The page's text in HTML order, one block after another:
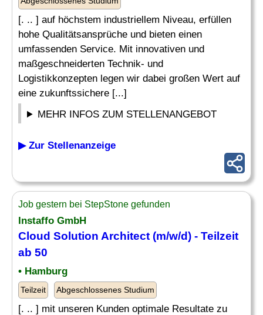
[. .. ] auf höchstem industriellem Niveau, erfüllen
hohe Qualitätsansprüche und bieten einen
umfassenden Service. Mit innovativen und
maßgeschneiderten Technik- und
Logistikkonzepten legen wir dabei großen Wert auf
eine zukunftssichere [...]
MEHR INFOS ZUM STELLENANGEBOT
▶ Zur Stellenanzeige
Job gestern bei StepStone gefunden
Instaffo GmbH
Cloud Solution Architect (m/w/d) - Teilzeit
ab 50
• Hamburg
Teilzeit Abgeschlossenes Studium
[. .. ] mit unseren Kunden optimale Resultate zu